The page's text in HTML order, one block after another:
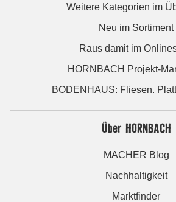
Weitere Kategorien im
Neu im Sortiment
Raus damit im
HORNBACH Projekt-
BODENHAUS: Fliesen.
Über HORNBACH
MACHER Blog
Nachhaltigkeit
Marktfinder